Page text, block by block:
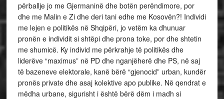
përballje jo me Gjermaninë dhe botën perëndimore, por
dhe me Malin e Zi dhe deri tani edhe me Kosovën?! Individi
me lejen e politikës në Shqipëri, jo vetëm ka dhunuar
pronën e individit si shtëpi dhe prona toke, por dhe shtetin
me shumicë. Ky individ me përkrahje të politikës dhe
liderëve “maximus” në PD dhe nganjëherë dhe PS, në saj
të bazeneve elektorale, kanë bërë “gjenocid” urban, kundër
pronës private dhe asaj kolektive apo publike. Në qendrat e
mëdha urbane, sigurisht i është bërë dëm i madh si